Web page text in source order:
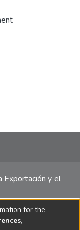
Exportación y el
7400 Calle Uno
San Isidro -
for the